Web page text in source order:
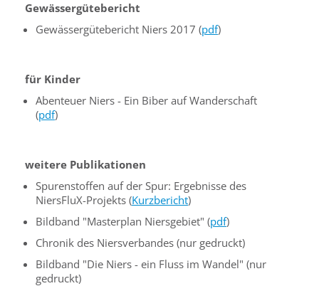
Gewässergütebericht
Gewässergütebericht Niers 2017 (pdf)
für Kinder
Abenteuer Niers - Ein Biber auf Wanderschaft
(pdf)
weitere Publikationen
Spurenstoffen auf der Spur: Ergebnisse des
NiersFluX-Projekts (Kurzbericht)
Bildband "Masterplan Niersgebiet" (pdf)
Chronik des Niersverbandes (nur gedruckt)
Bildband "Die Niers - ein Fluss im Wandel" (nur
gedruckt)